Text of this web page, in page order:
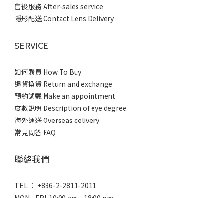
售後服務 After-sales service
隱形配送 Contact Lens Delivery
SERVICE
如何購買 How To Buy
退貨換貨 Return and exchange
預約試戴 Make an appointment
度數說明 Description of eye degree
海外運送 Overseas delivery
常見問答 FAQ
聯絡我們
TEL ： +886-2-2811-2011